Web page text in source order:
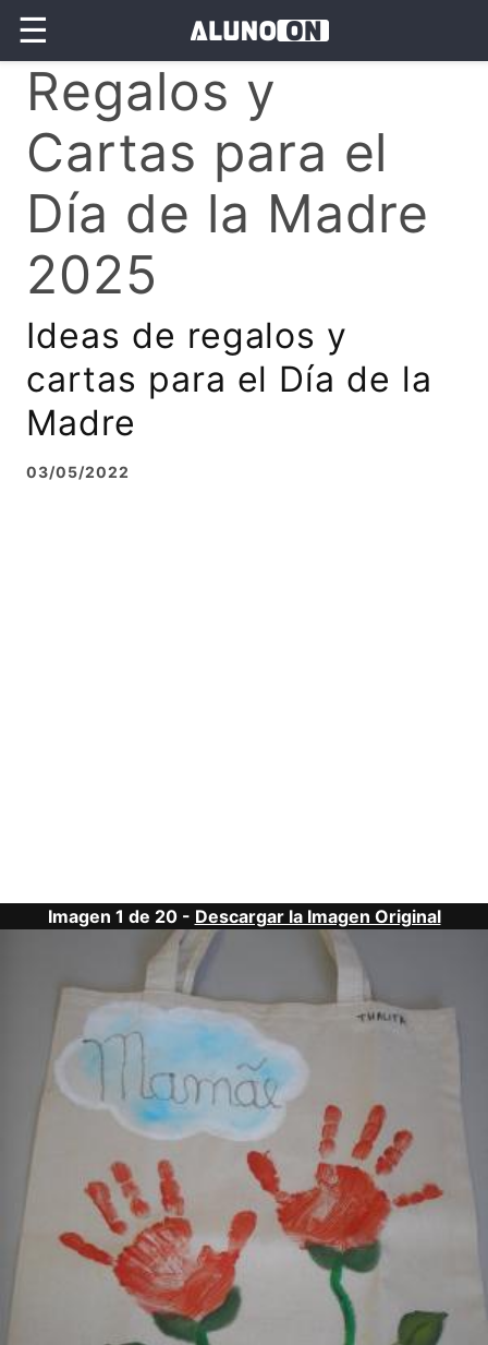
☰
Regalos y
Cartas para el
Día de la Madre
2025
Ideas de regalos y
cartas para el Día de la
Madre
03/05/2022
Imagen 1 de 20 - Descargar la Imagen Original